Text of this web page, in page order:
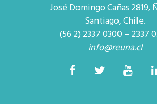
José Domingo Cañas 2819,
Santiago, Chile.
(56 2) 2337 0300 – 2337
info@reuna.cl